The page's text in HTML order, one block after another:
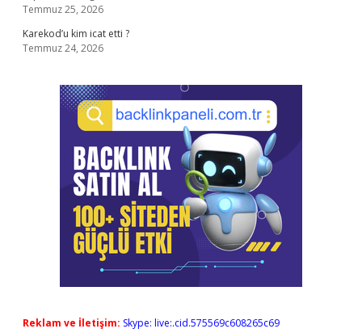
Temmuz 25, 2026
Karekod’u kim icat etti ?
Temmuz 24, 2026
Reklam ve İletişim: Skype: live:.cid.575569c608265c69